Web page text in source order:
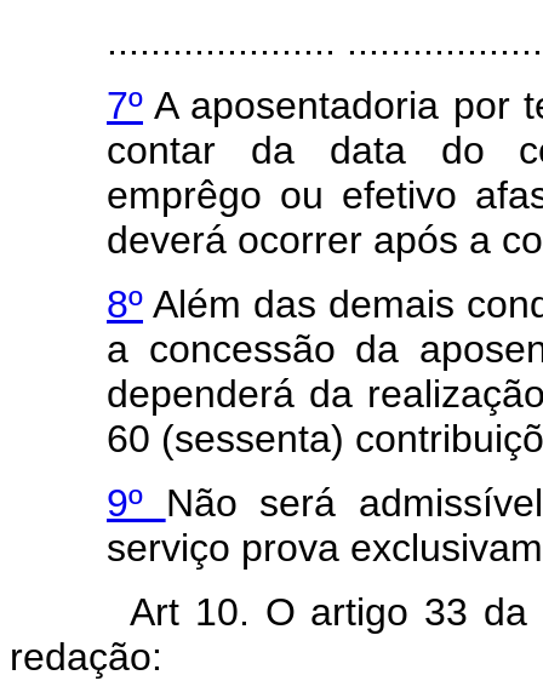
.....................
7º A aposentadoria por
contar da data do
emprêgo ou efetivo
deverá ocorrer após a
8º Além das demais
a concessão da
dependerá da
60 (sessenta)
9º Não será
serviço prova
Art 10. O artigo 33 da
redação: